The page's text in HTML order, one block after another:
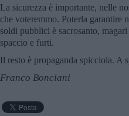
La sicurezza è importante, nelle
che voteremmo. Poterla garantire
soldi pubblici è sacrosanto,
spaccio e furti.
Il resto è propaganda spicciola. A
Franco Bonciani